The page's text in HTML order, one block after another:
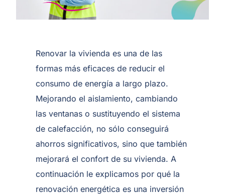
Renovar la vivienda es una de las
formas más eficaces de reducir el
consumo de energía a largo plazo.
Mejorando el aislamiento, cambiando
las ventanas o sustituyendo el sistema
de calefacción, no sólo conseguirá
ahorros significativos, sino que también
mejorará el confort de su vivienda. A
continuación le explicamos por qué la
renovación energética es una inversión